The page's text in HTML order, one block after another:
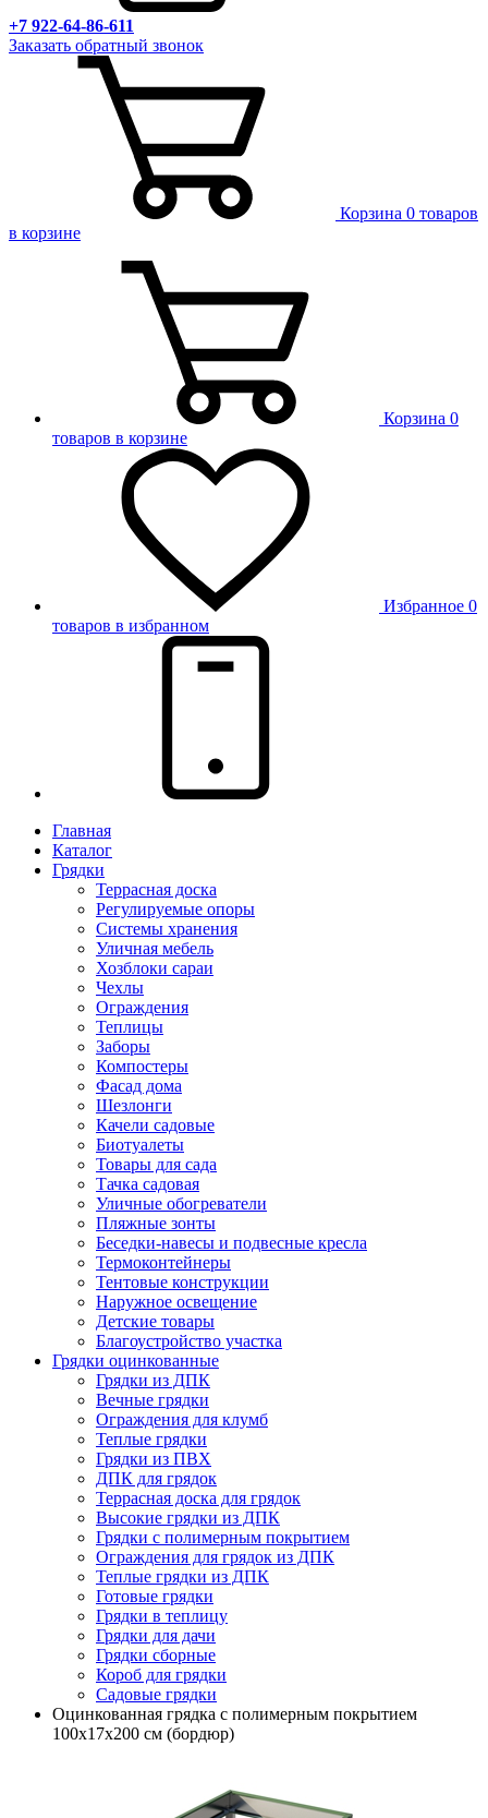
+7 922-64-86-611
Заказать обратный звонок
Корзина 0 товаров
в корзине
Корзина 0
товаров в корзине
Избранное 0
товаров в избранном
Главная
Каталог
Грядки
Террасная доска
Регулируемые опоры
Системы хранения
Уличная мебель
Хозблоки сараи
Чехлы
Ограждения
Теплицы
Заборы
Компостеры
Фасад дома
Шезлонги
Качели садовые
Биотуалеты
Товары для сада
Тачка садовая
Уличные обогреватели
Пляжные зонты
Беседки-навесы и подвесные кресла
Термоконтейнеры
Тентовые конструкции
Наружное освещение
Детские товары
Благоустройство участка
Грядки оцинкованные
Грядки из ДПК
Вечные грядки
Ограждения для клумб
Теплые грядки
Грядки из ПВХ
ДПК для грядок
Террасная доска для грядок
Высокие грядки из ДПК
Грядки с полимерным покрытием
Ограждения для грядок из ДПК
Теплые грядки из ДПК
Готовые грядки
Грядки в теплицу
Грядки для дачи
Грядки сборные
Короб для грядки
Садовые грядки
Оцинкованная грядка с полимерным покрытием
100х17х200 см (бордюр)